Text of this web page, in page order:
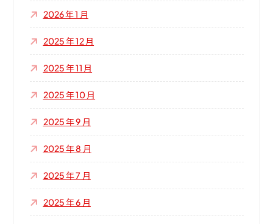
2026 年 1 月
2025 年 12 月
2025 年 11 月
2025 年 10 月
2025 年 9 月
2025 年 8 月
2025 年 7 月
2025 年 6 月